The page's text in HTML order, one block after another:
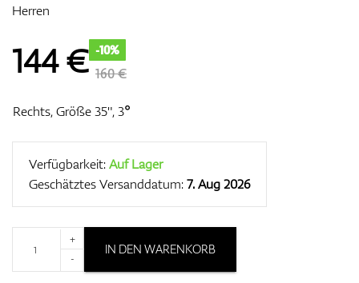
Entfernungsmesser & GPS
Herren
144€ -10%
160 €
Rechts, Größe 35", 3°
Verfügbarkeit:Auf Lager
Geschätztes Versanddatum:7. Aug 2026
+
-
IN DEN WARENKORB